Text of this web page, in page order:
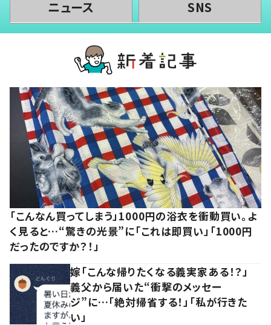
ニュース SNS
「こんなん買ってしまう」1000円の浴衣を衝動買い。よ
く見ると…“驚きの光景”に「これは即買い」「1000円
だったのですか？！」
嫁「こんな帰りたくなる義実家ある！？」
義父から届いた“衝撃のメッセー
ジ”に…「絶対帰省する！」「私が行きた
い」